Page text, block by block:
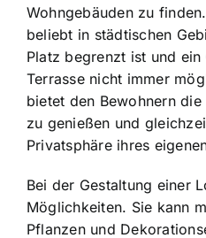
Wohngebäuden zu
beliebt in städtischen
Platz begrenzt ist und ein
Terrasse nicht immer
bietet den Bewohnern
zu genießen und
Privatsphäre ihres
Bei der Gestaltung einer
Möglichkeiten. Sie kann
Pflanzen und